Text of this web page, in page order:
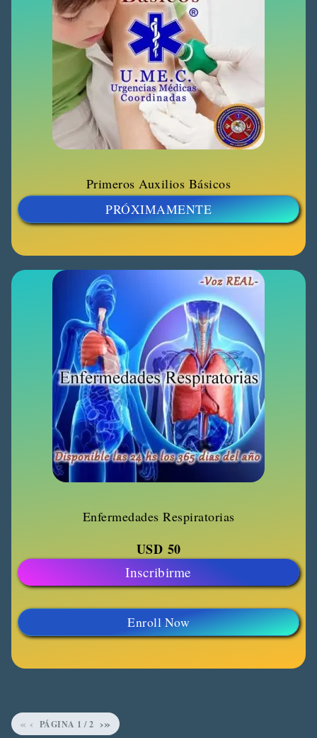
Primeros Auxilios Básicos
PRÓXIMAMENTE
Enfermedades Respiratorias
USD 50
Inscribirme
Enroll Now
« ‹ ›»
PÁGINA 1 /2